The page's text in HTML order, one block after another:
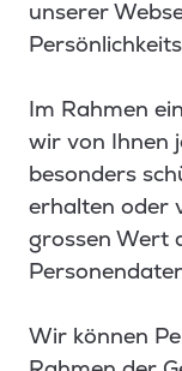
unserer
Im Rahmen
wir von Ihnen
besonders
erhalten oder
grossen Wert
Wir können